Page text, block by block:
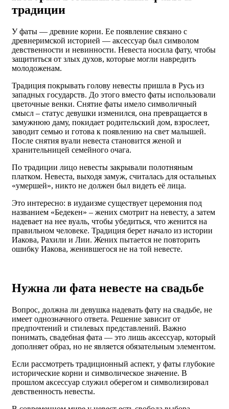
традиции
У фаты — древние корни. Ее появление связано с
древнеримской историей — аксессуар был символом
девственности и невинности. Невеста носила фату, чтобы
защититься от злых духов, которые могли навредить
молодоженам.
Традиция покрывать голову невесты пришла в Русь из
западных государств. До этого вместо фаты использовали
цветочные венки. Снятие фаты имело символичный
смысл – статус девушки изменился, она превращается в
замужнюю даму, покидает родительский дом, взрослеет,
заводит семью и готова к появлению на свет малышей.
После снятия вуали невеста становится женой и
хранительницей семейного очага.
По традиции лицо невесты закрывали полотняным
платком. Невеста, выходя замуж, считалась для остальных
«умершей», никто не должен был видеть её лица.
Это интересно: в иудаизме существует церемония под
названием «Бедекен» – жених смотрит на невесту, а затем
надевает на нее вуаль, чтобы убедиться, что женится на
правильном человеке. Традиция берет начало из истории
Иакова, Рахили и Лии. Жених пытается не повторить
ошибку Иакова, женившегося не на той невесте.
Нужна ли фата невесте на свадьбе
Вопрос, должна ли девушка надевать фату на свадьбе, не
имеет однозначного ответа. Решение зависит от
предпочтений и стилевых представлений. Важно
понимать, свадебная фата — это лишь аксессуар, который
дополняет образ, но не является обязательным элементом.
Если рассмотреть традиционный аспект, у фаты глубокие
исторические корни и символическое значение. В
прошлом аксессуар служил оберегом и символизировал
девственность невесты.